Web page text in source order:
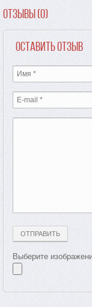
Отзывы (0)
Оставить отзыв
Выберите